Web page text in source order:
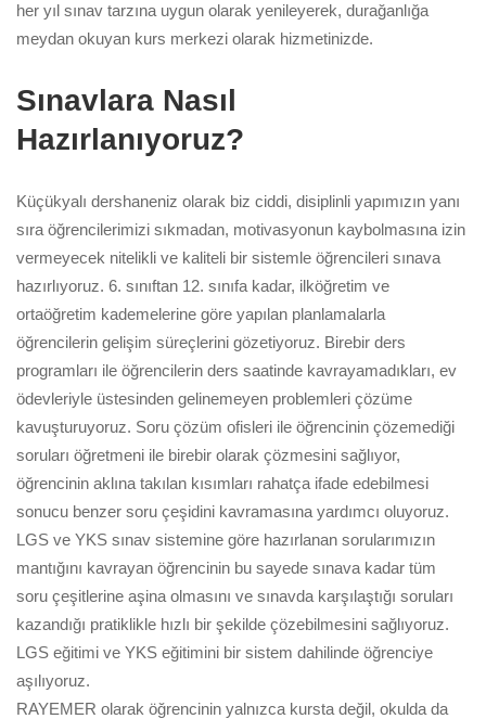
her yıl sınav tarzına uygun olarak yenileyerek, durağanlığa
meydan okuyan kurs merkezi olarak hizmetinizde.
Sınavlara Nasıl
Hazırlanıyoruz?
Küçükyalı dershaneniz olarak biz ciddi, disiplinli yapımızın yanı
sıra öğrencilerimizi sıkmadan, motivasyonun kaybolmasına izin
vermeyecek nitelikli ve kaliteli bir sistemle öğrencileri sınava
hazırlıyoruz. 6. sınıftan 12. sınıfa kadar, ilköğretim ve
ortaöğretim kademelerine göre yapılan planlamalarla
öğrencilerin gelişim süreçlerini gözetiyoruz. Birebir ders
programları ile öğrencilerin ders saatinde kavrayamadıkları, ev
ödevleriyle üstesinden gelinemeyen problemleri çözüme
kavuşturuyoruz. Soru çözüm ofisleri ile öğrencinin çözemediği
soruları öğretmeni ile birebir olarak çözmesini sağlıyor,
öğrencinin aklına takılan kısımları rahatça ifade edebilmesi
sonucu benzer soru çeşidini kavramasına yardımcı oluyoruz.
LGS ve YKS sınav sistemine göre hazırlanan sorularımızın
mantığını kavrayan öğrencinin bu sayede sınava kadar tüm
soru çeşitlerine aşina olmasını ve sınavda karşılaştığı soruları
kazandığı pratiklikle hızlı bir şekilde çözebilmesini sağlıyoruz.
LGS eğitimi ve YKS eğitimini bir sistem dahilinde öğrenciye
aşılıyoruz.
RAYEMER olarak öğrencinin yalnızca kursta değil, okulda da